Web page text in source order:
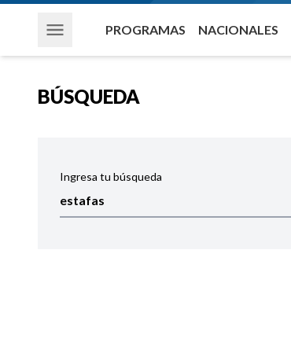
PROGRAMAS NACIONALES
BÚSQUEDA
Ingresa tu búsqueda